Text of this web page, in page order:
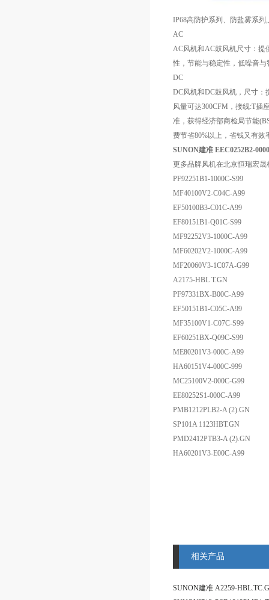
IP68高防护系列、防盐雾系
AC
AC风机和AC鼓风机尺寸：提
性，节能与稳定性，低噪音
DC
DC风机和DC鼓风机，尺寸：
风量可达300CFM，接线:T插
准，获得经济部商检局节能
费节省80%以上，省钱又有
SUNON建准 EEC0252B2-
更多品牌风机在北京恒瑞宏
PF92251B1-1000C-S99
MF40100V2-C04C-A99
EF50100B3-C01C-A99
EF80151B1-Q01C-S99
MF92252V3-1000C-A99
MF60202V2-1000C-A99
MF20060V3-1C07A-G99
A2175-HBL T.GN
PF97331BX-B00C-A99
EF50151B1-C05C-A99
MF35100V1-C07C-S99
EF60251BX-Q09C-S99
ME80201V3-000C-A99
HA60151V4-000C-999
MC25100V2-000C-G99
EE80252S1-000C-A99
PMB1212PLB2-A (2).GN
SP101A 1123HBT.GN
PMD2412PTB3-A (2).GN
HA60201V3-E00C-A99
相关产品